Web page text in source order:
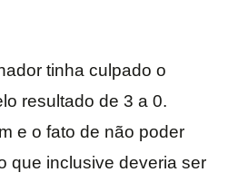
tinha culpado o
resultado de 3 a 0.
e o fato de não poder
que inclusive deveria ser